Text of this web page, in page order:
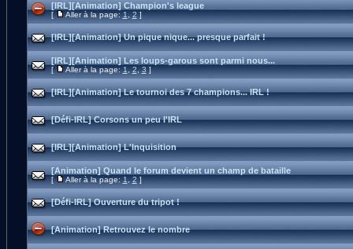
[IRL][Animation] Champion's league
[ Aller à la page:1,2]
[IRL][Animation] Un pique nique... presque parfait !
[IRL][Animation] Les loups-garous sont parmi nous...
[ Aller à la page:1,2,3]
[IRL][Animation] Le tournoi des 7 champions... IRL !
[Défi-IRL] Corsons un peu l'IRL
[IRL][Animation] L'Inquisition
[Animation] Quand le forum devient un champ de bataille
[ Aller à la page:1,2]
[Défi-IRL] Ouverture du tripot !
[Animation] Retrouvez le nombre